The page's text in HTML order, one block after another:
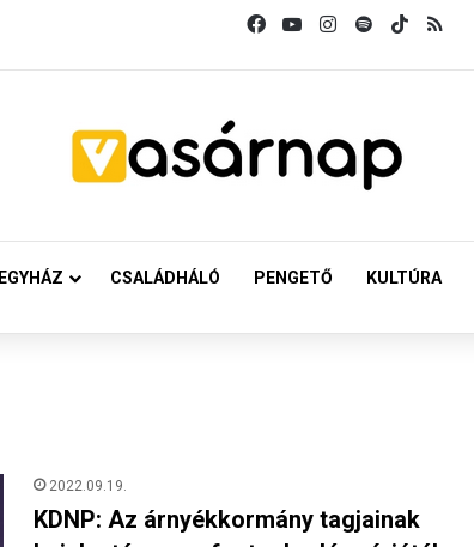
FacebookYouTubeInstagram
SpotifyTikTok
EGYHÁZ CSALÁDHÁLÓ PENGETŐ KULTÚRA
2022.09.19.
KDNP: Az árnyékkormány tagjainak